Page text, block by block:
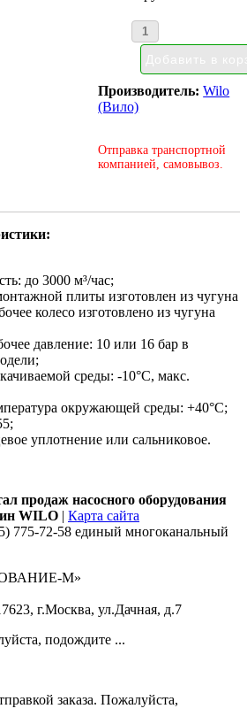
Производитель:Wilo
(Вило)
Отправка транспортной
компанией, самовывоз.
до 3000 м³/час;
плиты изготовлен из чугуна
колесо изготовлено из чугуна
давление: 10 или 16 бар в
среды: -10°С, макс.
окружающей среды: +40°С;
уплотнение или сальниковое.
продаж насосного оборудования
WILO | Карта сайта
775-72-58 единый многоканальный
М»
г.Москва, ул.Дачная, д.7
подождите ...
заказа. Пожалуйста,